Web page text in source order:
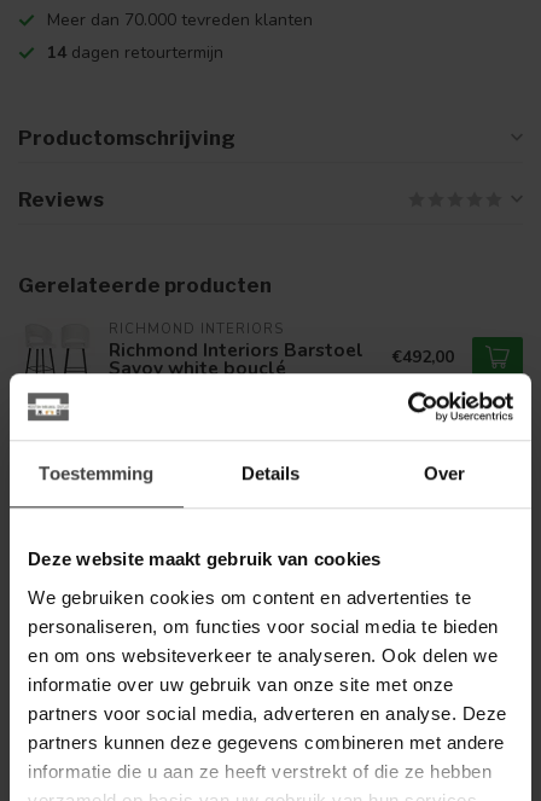
Toestemming Details Over
Deze website maakt gebruik van cookies
We gebruiken cookies om content en advertenties te
personaliseren, om functies voor social media te bieden
en om ons websiteverkeer te analyseren. Ook delen we
informatie over uw gebruik van onze site met onze
partners voor social media, adverteren en analyse. Deze
partners kunnen deze gegevens combineren met andere
informatie die u aan ze heeft verstrekt of die ze hebben
Meer dan 70.000 tevreden klanten
14 dagen retourtermijn
Productomschrijving
Reviews
Gerelateerde producten
RICHMOND INTERIORS
Richmond Interiors Barstoel
Savoy white bouclé €492,00
Richmond Interiors
Counterstoel Savoy black
chenille - Showroommodel
€382,00
Heb je een vraag over dit product?
Of heb je hulp nodig bij de bestelling? Neem gerust contact
op met onze klantenservice info@dewoonwinkel.nlof +31
224 850 926. We helpen je graag.